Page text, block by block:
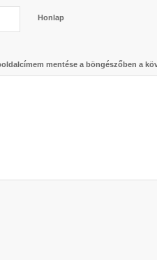
Honlap
mentése a böngészőben a